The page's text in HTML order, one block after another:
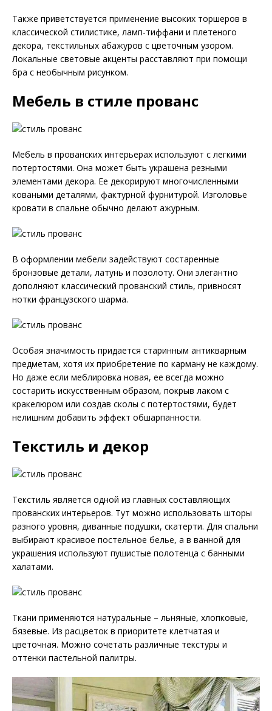
Также приветствуется применение высоких торшеров в
классической стилистике, ламп-тиффани и плетеного
декора, текстильных абажуров с цветочным узором.
Локальные световые акценты расставляют при помощи
бра с необычным рисунком.
Мебель в стиле прованс
Мебель в прованских интерьерах используют с легкими
потертостями. Она может быть украшена резными
элементами декора. Ее декорируют многочисленными
коваными деталями, фактурной фурнитурой. Изголовье
кровати в спальне обычно делают ажурным.
В оформлении мебели задействуют состаренные
бронзовые детали, латунь и позолоту. Они элегантно
дополняют классический прованский стиль, привносят
нотки французского шарма.
Особая значимость придается старинным антикварным
предметам, хотя их приобретение по карману не каждому.
Но даже если меблировка новая, ее всегда можно
состарить искусственным образом, покрыв лаком с
кракелюром или создав сколы с потертостями, будет
нелишним добавить эффект обшарпанности.
Текстиль и декор
Текстиль является одной из главных составляющих
прованских интерьеров. Тут можно использовать шторы
разного уровня, диванные подушки, скатерти. Для спальни
выбирают красивое постельное белье, а в ванной для
украшения используют пушистые полотенца с банными
халатами.
Ткани применяются натуральные – льняные, хлопковые,
бязевые. Из расцветок в приоритете клетчатая и
цветочная. Можно сочетать различные текстуры и
оттенки пастельной палитры.